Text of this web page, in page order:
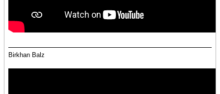
Birkhan Balz